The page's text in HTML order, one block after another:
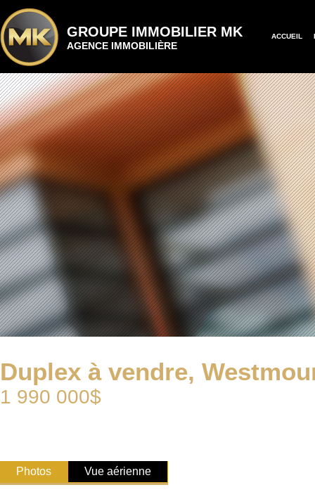
GROUPE IMMOBILIER MK
AGENCE IMMOBILIÈRE
ACCUEIL
Duplex à vendre,
1 990 000$
Photos Vue aérienne